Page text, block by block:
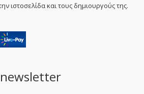
ιστοσελίδα και τους δημιουργούς της.